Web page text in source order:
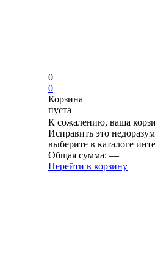
0
0
Корзина
пуста
К сожалению, ваша
Исправить это
выберите в каталоге
Общая сумма: —
Перейти в корзину